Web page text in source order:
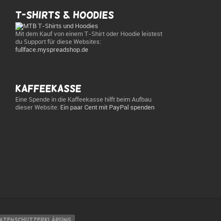
T-Shirts & Hoodies
Mit dem Kauf von einem T-Shirt oder Hoodie leistest
du Support für diese Websites:
fullface.myspreadshop.de
Kaffeekasse
Eine Spende in die Kaffeekasse hilft beim Aufbau
dieser Website: Ein paar Cent mit PayPal spenden